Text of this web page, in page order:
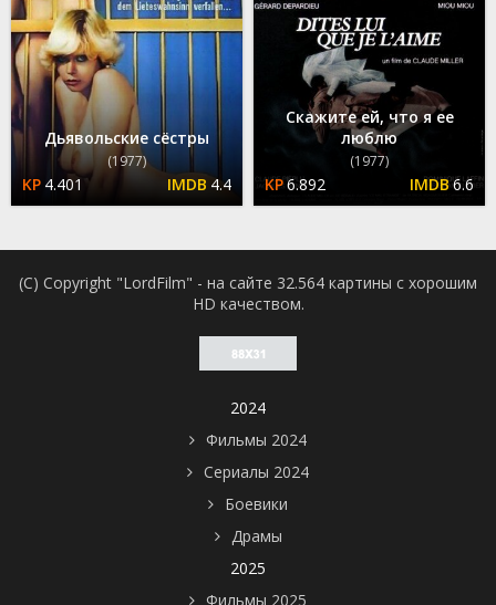
Дьявольские сёстры
(1977)
4.401 4.4
Скажите ей, что я ее
люблю
(1977)
6.892 6.6
(C) Copyright "LordFilm" - на сайте 32.564 картины с хорошим
HD качеством.
2024
Фильмы 2024
Сериалы 2024
Боевики
Драмы
2025
Фильмы 2025